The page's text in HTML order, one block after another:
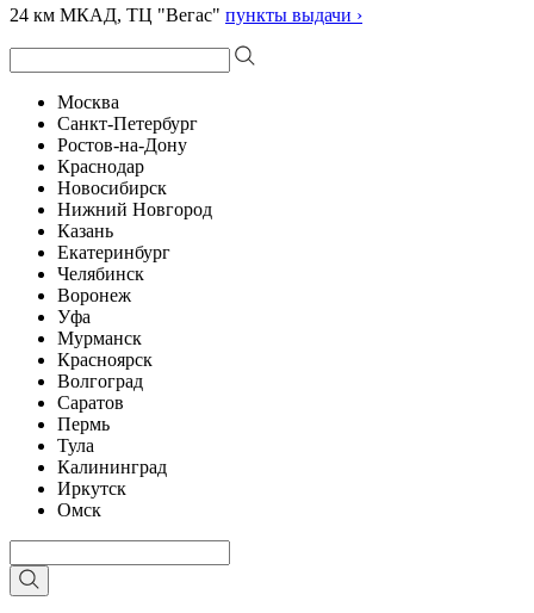
24 км МКАД, ТЦ "Вегас" пункты выдачи ›
Москва
Санкт-Петербург
Ростов-на-Дону
Краснодар
Новосибирск
Нижний Новгород
Казань
Екатеринбург
Челябинск
Воронеж
Уфа
Мурманск
Красноярск
Волгоград
Саратов
Пермь
Тула
Калининград
Иркутск
Омск